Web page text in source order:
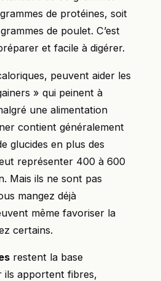
de protéines, soit
de poulet. C’est
et facile à digérer.
peuvent aider les
» qui peinent à
une alimentation
contient généralement
glucides en plus des
représenter 400 à 600
Mais ils ne sont pas
mangez déjà
même favoriser la
certains.
restent la base
ils apportent fibres,